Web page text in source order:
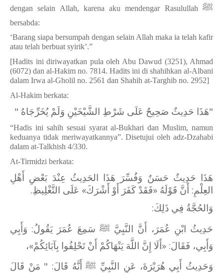
dengan selain Allah, karena aku mendengar Rasulullah ﷺ
bersabda:
‘Barang siapa bersumpah dengan selain Allah maka ia telah kafir
atau telah berbuat syirik’.”
[Hadits ini diriwayatkan pula oleh Abu Dawud (3251), Ahmad
(6072) dan al-Hakim no. 7814. Hadits ini di shahihkan al-Albani
dalam Irwa al-Gholil no. 2561 dan Shahih at-Targhib no. 2952]
Al-Hakim berkata:
"هَذَا حَدِيثٌ صَحِيحٌ عَلَى شَرْطِ الشَّيْخَيْنِ وَلَمْ يُخَرِّجَاهُ "
“Hadis ini sahih sesuai syarat al-Bukhari dan Muslim, namun
keduanya tidak meriwayatkannya”. Disetujui oleh adz-Dzahabi
dalam at-Talkhish 4/330.
At-Tirmidzi berkata:
هَذَا حَدِيثٌ حَسَنٌ وَفُسِّرَ هَذَا الحَدِيثُ عِنْدَ بَعْضِ أَهْلِ
العِلْمِ: أَنَّ قَوْلَهُ «فَقَدْ كَفَرَ أَوْ أَشْرَكَ» عَلَى التَّغْلِيظِ.
وَالحُجَّةُ فِي ذَلِكَ:
حَدِيثُ ابْنِ عُمَرَ، أَنَّ النَّبِيَّ ﷺ سَمِعَ عُمَرَ يَقُولُ: وَأَبِي
وَأَبِي، فَقَالَ: «أَلَا إِنَّ اللَّهَ يَنْهَاكُمْ أَنْ تَحْلِفُوا بِآبَائِكُمْ»،
وَحَدِيثُ أَبِي هُرَيْرَةَ، عَنِ النَّبِيِّ ﷺ أَنَّهُ قَالَ: " مَنْ قَالَ